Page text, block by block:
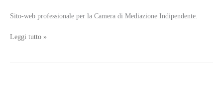
Sito-web professionale per la Camera di Mediazione Indipendente.
L’Alternativa
Leggi tutto »